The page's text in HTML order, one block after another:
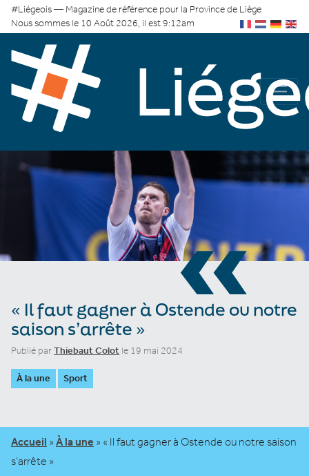
#Liégeois — Magazine de référence pour la Province de Liège
Nous sommes le 10 Août 2026, il est 9:12am
«
« Il faut gagner à Ostende ou notre
saison s’arrête »
Publié parThiebaut Colot le 19 mai 2024
À la une Sport
Accueil » À la une » « Il faut gagner à Ostende ou notre saison
s’arrête »